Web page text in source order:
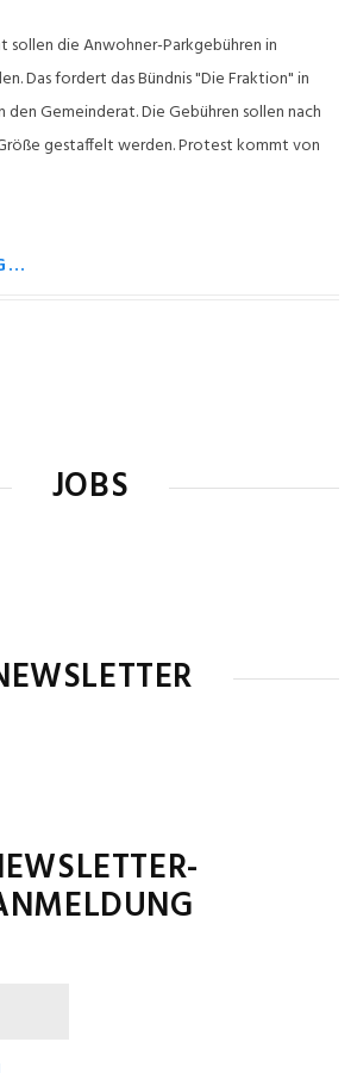
sollen die Anwohner-Parkgebühren in
Das fordert das Bündnis "Die Fraktion" in
den Gemeinderat. Die Gebühren sollen nach
gestaffelt werden. Protest kommt von
JOBS